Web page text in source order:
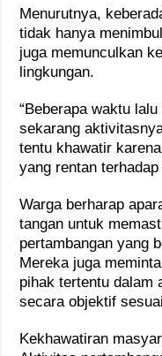
Menurutnya,
tidak hanya
juga memunculkan
lingkungan.
“Beberapa waktu
sekarang
tentu khawatir
yang rentan
Warga berharap
tangan untuk
pertambangan yang
Mereka juga
pihak tertentu dalam
secara objektif
Kekhawatiran